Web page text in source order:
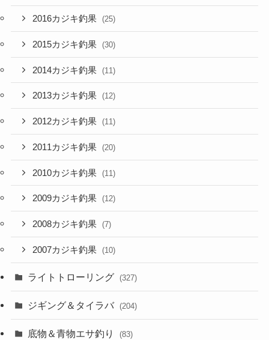
2016カジキ釣果 (25)
2015カジキ釣果 (30)
2014カジキ釣果 (11)
2013カジキ釣果 (12)
2012カジキ釣果 (11)
2011カジキ釣果 (20)
2010カジキ釣果 (11)
2009カジキ釣果 (12)
2008カジキ釣果 (7)
2007カジキ釣果 (10)
ライトトローリング (327)
ジギング＆タイラバ (204)
底物＆青物エサ釣り (83)